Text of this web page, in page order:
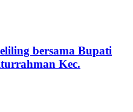
bersama Bupati
Kec.